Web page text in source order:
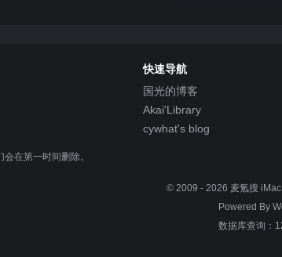
在第一时间删除。
快速导航
国光的博客
Akai'Library
cywhat's blog
© 2009 - 2026 麦氪搜
Powered By
数据库查询：